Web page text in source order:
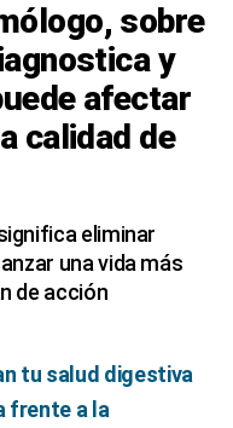
sobre
y
afectar
calidad de
eliminar
una vida más
de acción
tu salud digestiva
frente a la